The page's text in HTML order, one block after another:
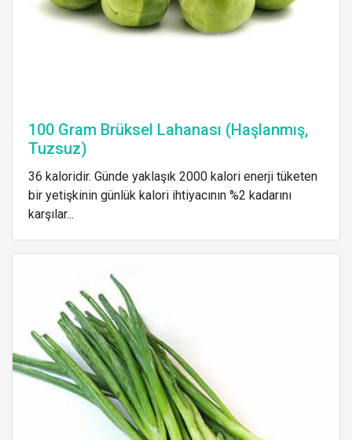
100 Gram Brüksel Lahanası (Haşlanmış,
Tuzsuz)
36 kaloridir. Günde yaklaşık 2000 kalori enerji tüketen
bir yetişkinin günlük kalori ihtiyacının %2 kadarını
karşılar...